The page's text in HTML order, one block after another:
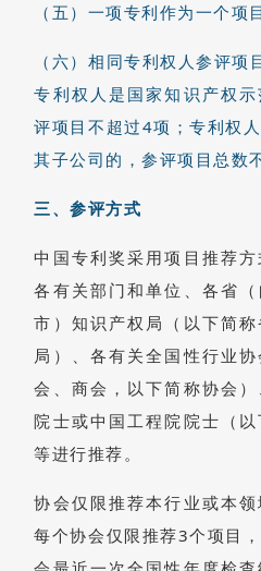
（五）一项专利作为一个项
（六）相同专利权人参评项
专利权人是国家知识产权
评项目不超过4项；专利权
其子公司的，参评项目总数
三、参评方式
中国专利奖采用项目推荐
各有关部门和单位、各省
市）知识产权局（以下简
局）、各有关全国性行业
会、商会，以下简称协会
院士或中国工程院院士（以
等进行推荐。
协会仅限推荐本行业或本领
每个协会仅限推荐3个项目